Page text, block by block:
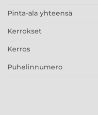
Pinta-ala yhteensä
Kerrokset
Kerros
Puhelinnumero